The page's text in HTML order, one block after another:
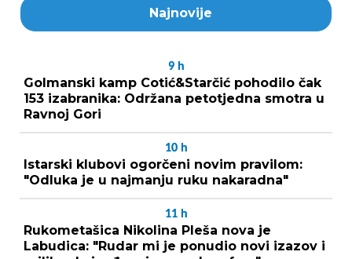
Najnovije
9 h
Golmanski kamp Cotić&Starčić pohodilo čak
153 izabranika: Održana petotjedna smotra u
Ravnoj Gori
10 h
Istarski klubovi ogorčeni novim pravilom:
"Odluka je u najmanju ruku nakaradna"
11 h
Rukometašica Nikolina Pleša nova je
Labudica: "Rudar mi je ponudio novi izazov i